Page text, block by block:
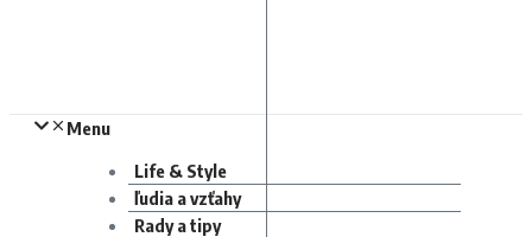
Menu
Life & Style
ľudia a vzťahy
Rady a tipy